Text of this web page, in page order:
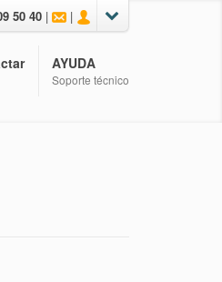
50 40 | |
AYUDA
Soporte técnico